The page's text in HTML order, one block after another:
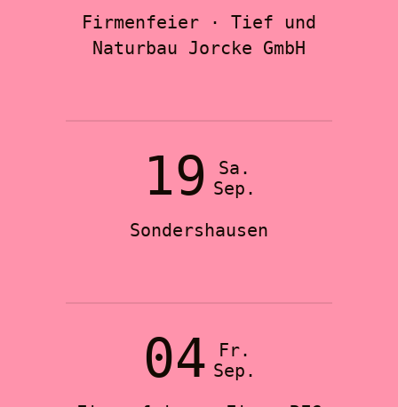
Firmenfeier · Tief und
Naturbau Jorcke GmbH
19
Sa.
Sep.
Sondershausen
04
Fr.
Sep.